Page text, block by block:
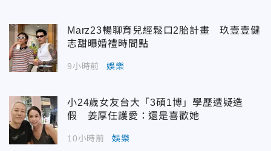
Marz23暢聊育兒經鬆口2胎計畫 玖壹壹健
志甜曝婚禮時間點
9小時前 娛樂
小24歲女友台大「3碩1博」學歷遭疑造
假 姜厚任護愛：還是喜歡她
10小時前 娛樂